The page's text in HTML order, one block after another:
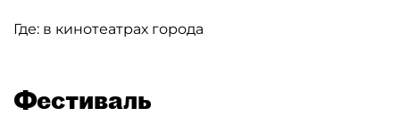
Где: в кинотеатрах города
Фестиваль